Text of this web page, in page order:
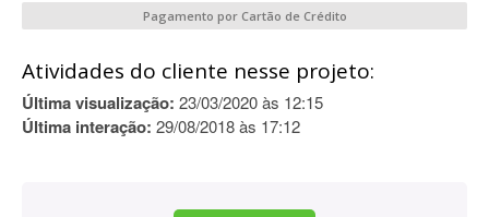
Pagamento por Cartão de Crédito
Atividades do cliente nesse projeto:
Última visualização: 23/03/2020 às 12:15
Última interação: 29/08/2018 às 17:12